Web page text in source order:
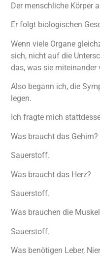
Der menschliche Körper
Er folgt biologischen
Wenn viele Organe
sich, nicht auf die
das, was sie miteinander
Also begann ich, die
legen.
Ich fragte mich
Was braucht das Gehirn?
Sauerstoff.
Was braucht das Herz?
Sauerstoff.
Was brauchen die
Sauerstoff.
Was benötigen Leber,